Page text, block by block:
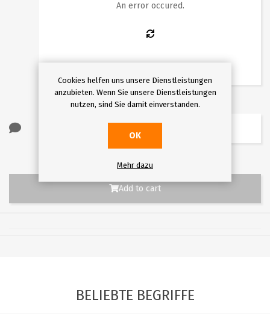
12 13 14
31
An error occured.
Add to cart
BELIEBTE BEGRIFFE
Cookies helfen uns unsere Dienstleistungen
anzubieten. Wenn Sie unsere Dienstleistungen
nutzen, sind Sie damit einverstanden.
OK
Mehr dazu